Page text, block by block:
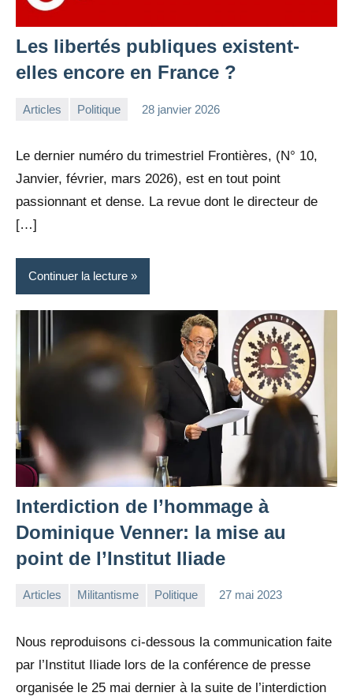
Les libertés publiques existent-
elles encore en France ?
Articles Politique 28 janvier 2026
Le dernier numéro du trimestriel Frontières, (N° 10,
Janvier, février, mars 2026), est en tout point
passionnant et dense. La revue dont le directeur de
[…]
Continuer la lecture
Interdiction de l’hommage à
Dominique Venner: la mise au
point de l’Institut Iliade
Articles Militantisme Politique 27 mai 2023
Nous reproduisons ci-dessous la communication faite
par l’Institut Iliade lors de la conférence de presse
organisée le 25 mai dernier à la suite de l’interdiction